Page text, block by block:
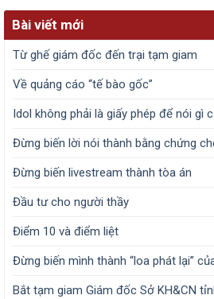
Bài viết mới
Từ ghế giám đốc đến trại tạm giam
Về quảng cáo “tế bào gốc”
Idol không phải là giấy phép để nói gì
Đừng biến lời nói thành bằng chứng
Đừng biến livestream thành tòa án
Đầu tư cho người thầy
Điểm 10 và điểm liệt
Đừng biến mình thành “loa phát lại”
Bắt tạm giam Giám đốc Sở KH&CN